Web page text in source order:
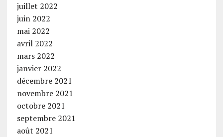
juillet 2022
juin 2022
mai 2022
avril 2022
mars 2022
janvier 2022
décembre 2021
novembre 2021
octobre 2021
septembre 2021
août 2021